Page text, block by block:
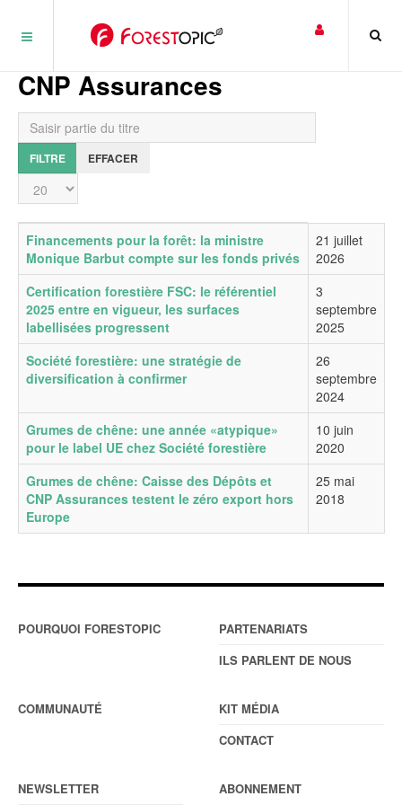
CNP Assurances
Saisir partie du titre
FILTRE EFFACER
Affichage #
Titre Date de publication
Financements pour la forêt: la ministre
Monique Barbut compte sur les fonds privés
21 juillet
2026
Certification forestière FSC: le référentiel
2025 entre en vigueur, les surfaces
labellisées progressent
3
septembre
2025
Société forestière: une stratégie de
diversification à confirmer
26
septembre
2024
Grumes de chêne: une année «atypique»
pour le label UE chez Société forestière
10 juin
2020
Grumes de chêne: Caisse des Dépôts et
CNP Assurances testent le zéro export hors
Europe
25 mai
2018
POURQUOI FORESTOPIC
PARTENARIATS
ILS PARLENT DE NOUS
COMMUNAUTÉ
KIT MÉDIA
CONTACT
NEWSLETTER ABONNEMENT